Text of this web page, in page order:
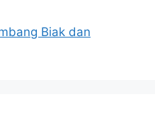
Biak dan